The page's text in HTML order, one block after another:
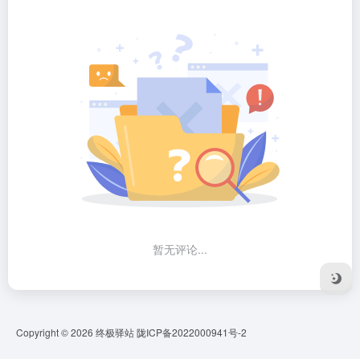
暂无评论...
Copyright © 2026 终极驿站陇ICP备2022000941号-2